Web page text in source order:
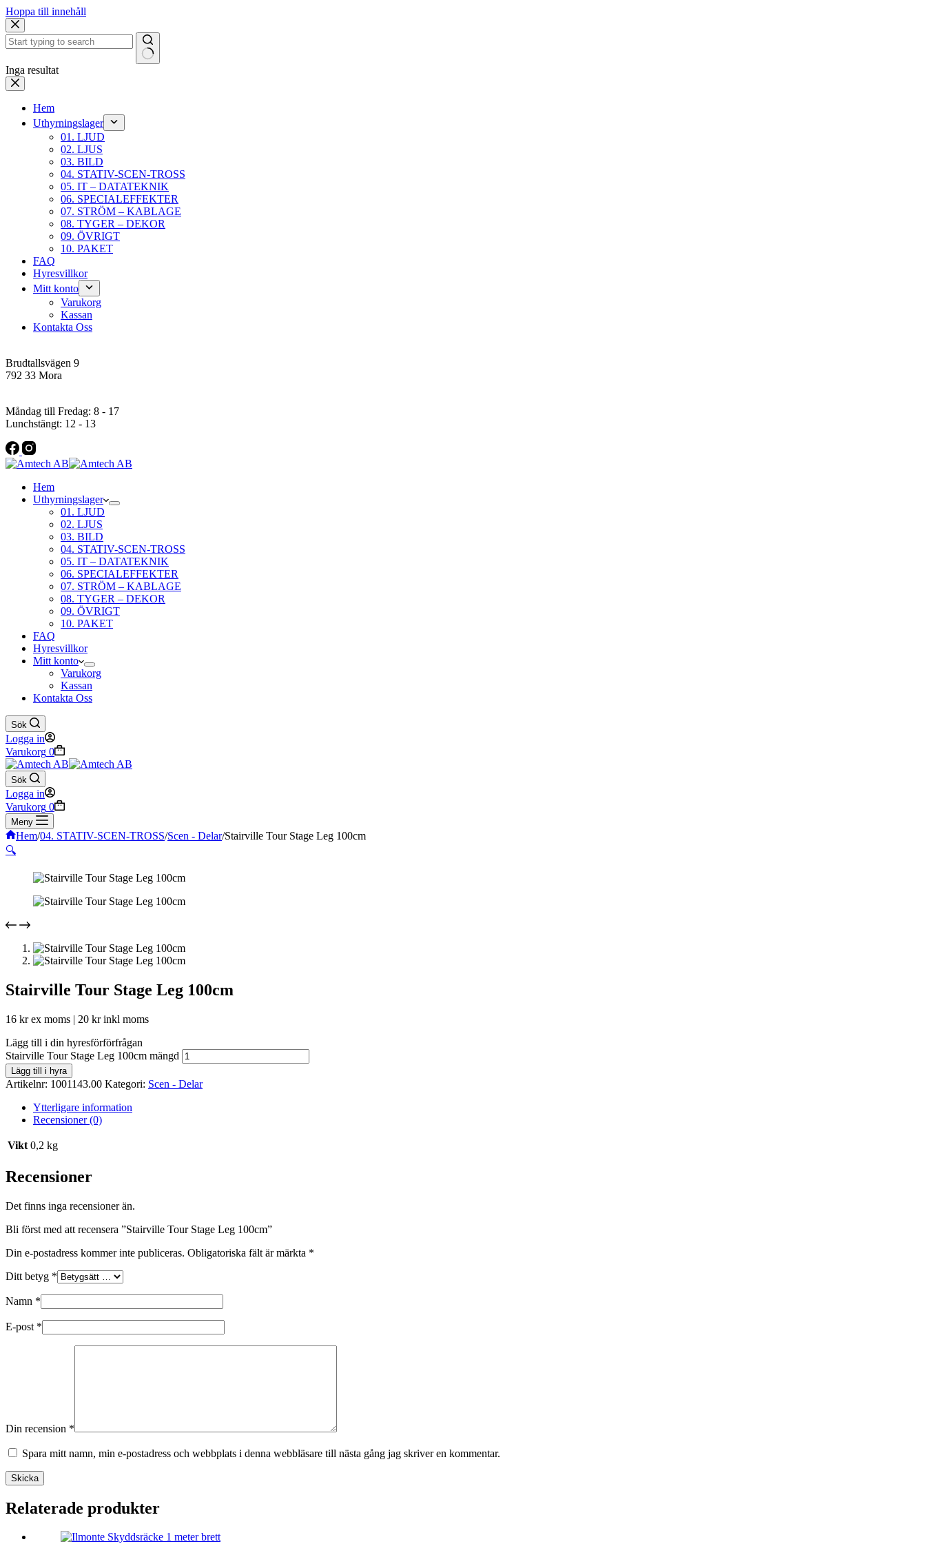
Hoppa till innehåll
Inga resultat
Hem
Uthyrningslager
01. LJUD
02. LJUS
03. BILD
04. STATIV-SCEN-TROSS
05. IT – DATATEKNIK
06. SPECIALEFFEKTER
07. STRÖM – KABLAGE
08. TYGER – DEKOR
09. ÖVRIGT
10. PAKET
FAQ
Hyresvillkor
Mitt konto
Varukorg
Kassan
Kontakta Oss
Brudtallsvägen 9
792 33 Mora
Måndag till Fredag: 8 - 17
Lunchstängt: 12 - 13
Hem
Uthyrningslager
01. LJUD
02. LJUS
03. BILD
04. STATIV-SCEN-TROSS
05. IT – DATATEKNIK
06. SPECIALEFFEKTER
07. STRÖM – KABLAGE
08. TYGER – DEKOR
09. ÖVRIGT
10. PAKET
FAQ
Hyresvillkor
Mitt konto
Varukorg
Kassan
Kontakta Oss
Sök
Logga in
Varukorg 0
Sök
Logga in
Varukorg 0
Meny
Hem/04. STATIV-SCEN-TROSS/Scen - Delar/Stairville Tour Stage Leg 100cm
🔍
Stairville Tour Stage Leg 100cm
16 krex moms | 20 krinkl moms
Lägg till i din hyresförförfrågan
Stairville Tour Stage Leg 100cm mängd
Lägg till i hyra
Artikelnr: 1001143.00 Kategori: Scen - Delar
Ytterligare information
Recensioner (0)
Vikt 0,2 kg
Recensioner
Det finns inga recensioner än.
Bli först med att recensera ”Stairville Tour Stage Leg 100cm”
Din e-postadress kommer inte publiceras. Obligatoriska fält är märkta *
Ditt betyg *
Namn *
E-post *
Din recension *
Spara mitt namn, min e-postadress och webbplats i denna webbläsare till nästa gång jag skriver en kommentar.
Skicka
Relaterade produkter